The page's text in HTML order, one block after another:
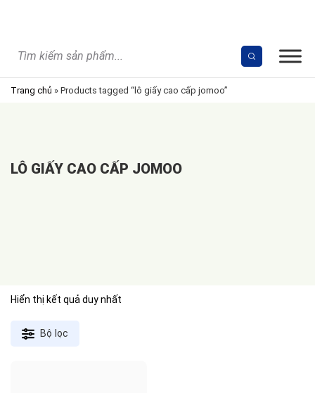
Trang chủ » Products tagged “lô giấy cao cấp jomoo”
LÔ GIẤY CAO CẤP JOMOO
Hiển thị kết quả duy nhất
Bộ lọc